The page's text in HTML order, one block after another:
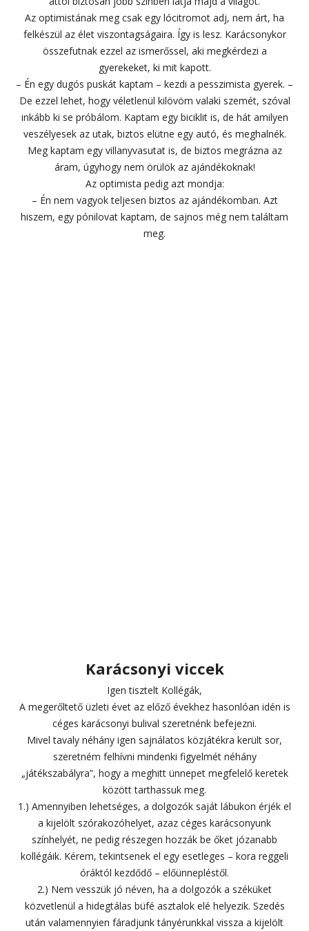
Az optimistának meg csak egy lócitromot adj, nem árt, ha
felkészül az élet viszontagságaira. Így is lesz. Karácsonykor
összefutnak ezzel az ismerőssel, aki megkérdezi a
gyerekeket, ki mit kapott.
– Én egy dugós puskát kaptam – kezdi a pesszimista gyerek. –
De ezzel lehet, hogy véletlenül kilövöm valaki szemét, szóval
inkább ki se próbálom. Kaptam egy biciklit is, de hát amilyen
veszélyesek az utak, biztos elütne egy autó, és meghalnék.
Meg kaptam egy villanyvasutat is, de biztos megrázna az
áram, úgyhogy nem örülök az ajándékoknak!
Az optimista pedig azt mondja:
– Én nem vagyok teljesen biztos az ajándékomban. Azt
hiszem, egy pónilovat kaptam, de sajnos még nem találtam
meg.
Karácsonyi viccek
Igen tisztelt Kollégák,
A megerőltető üzleti évet az előző évekhez hasonlóan idén is
céges karácsonyi bulival szeretnénk befejezni.
Mivel tavaly néhány igen sajnálatos közjátékra került sor,
szeretném felhívni mindenki figyelmét néhány
„játékszabályra”, hogy a meghitt ünnepet megfelelő keretek
között tarthassuk meg.
1.) Amennyiben lehetséges, a dolgozók saját lábukon érjék el
a kijelölt szórakozóhelyet, azaz céges karácsonyunk
színhelyét, ne pedig részegen hozzák be őket józanabb
kollégáik. Kérem, tekintsenek el egy esetleges – kora reggeli
óráktól kezdődő – előünnepléstől.
2.) Nem vesszük jó néven, ha a dolgozók a széküket
közvetlenül a hidegtálas büfé asztalok elé helyezik. Szedés
után valamennyien fáradjunk tányérunkkal vissza a kijelölt